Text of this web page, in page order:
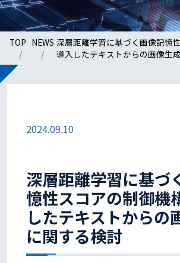
TOP NEWS 深層距離学習に基づく画像記憶
導入したテキストからの画像生
2024.09.10
深層距離学習に基づ
憶性スコアの制御機
したテキストからの
に関する検討